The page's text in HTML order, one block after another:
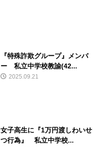
『特殊詐欺グループ』メンバ
ー 私立中学校教諭(42...
2025.09.21
女子高生に『1万円渡しわいせ
つ行為』 私立中学校...